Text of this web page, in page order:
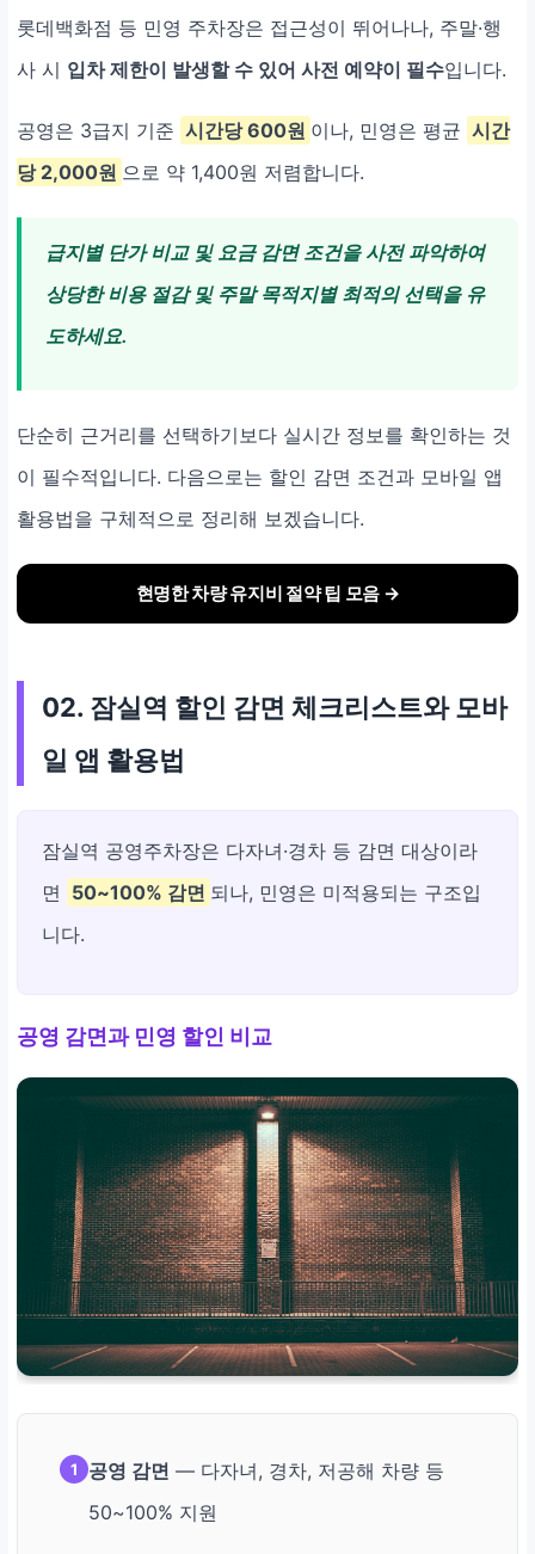
롯데백화점 등 민영 주차장은 접근성이 뛰어나나, 주말·행
사 시 입차 제한이 발생할 수 있어 사전 예약이 필수입니다.
공영은 3급지 기준 시간당 600원 이나, 민영은 평균 시간
당 2,000원 으로 약 1,400원 저렴합니다.
급지별 단가 비교 및 요금 감면 조건을 사전 파악하여
상당한 비용 절감 및 주말 목적지별 최적의 선택을 유
도하세요.
단순히 근거리를 선택하기보다 실시간 정보를 확인하는 것
이 필수적입니다. 다음으로는 할인 감면 조건과 모바일 앱
활용법을 구체적으로 정리해 보겠습니다.
현명한 차량 유지비 절약 팁 모음 →
02. 잠실역 할인 감면 체크리스트와 모바
일 앱 활용법
잠실역 공영주차장은 다자녀·경차 등 감면 대상이라
면 50~100% 감면 되나, 민영은 미적용되는 구조입
니다.
공영 감면과 민영 할인 비교
1 공영 감면 — 다자녀, 경차, 저공해 차량 등
50~100% 지원